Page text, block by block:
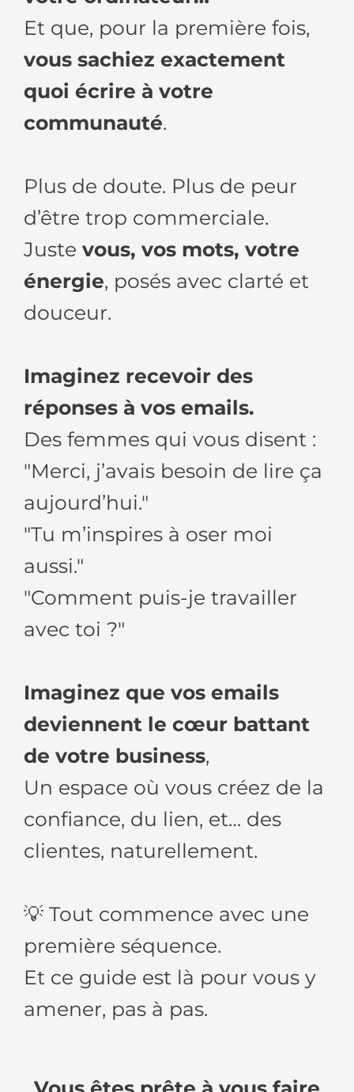
Et que, pour la première fois,
vous sachiez exactement
quoi écrire à votre
communauté.
Plus de doute. Plus de peur
d’être trop commerciale.
Juste vous, vos mots, votre
énergie, posés avec clarté et
douceur.
Imaginez recevoir des
réponses à vos emails.
Des femmes qui vous disent :
"Merci, j’avais besoin de lire ça
aujourd’hui."
"Tu m’inspires à oser moi
aussi."
"Comment puis-je travailler
avec toi ?"
Imaginez que vos emails
deviennent le cœur battant
de votre business,
Un espace où vous créez de la
confiance, du lien, et… des
clientes, naturellement.
💡 Tout commence avec une
première séquence.
Et ce guide est là pour vous y
amener, pas à pas.